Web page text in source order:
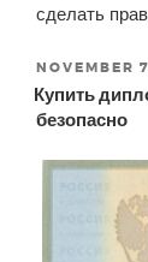
сделать
POSTED
ON
NOVEMBER
Купить
безопасно